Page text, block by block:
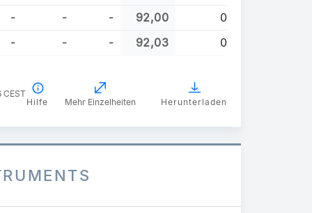
- - - 92,00
0
- - - 92,03 0
CEST
Hilfe
Mehr Einzelheiten Herunterladen